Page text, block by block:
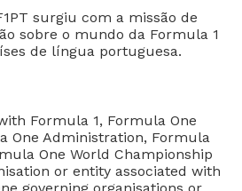
surgiu com a missão de
sobre o mundo da Formula 1
de língua portuguesa.
Formula 1, Formula One
One Administration, Formula
One World Championship
or entity associated with